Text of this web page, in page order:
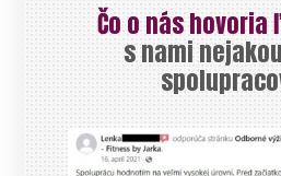
Čo o nás hovoria
s nami